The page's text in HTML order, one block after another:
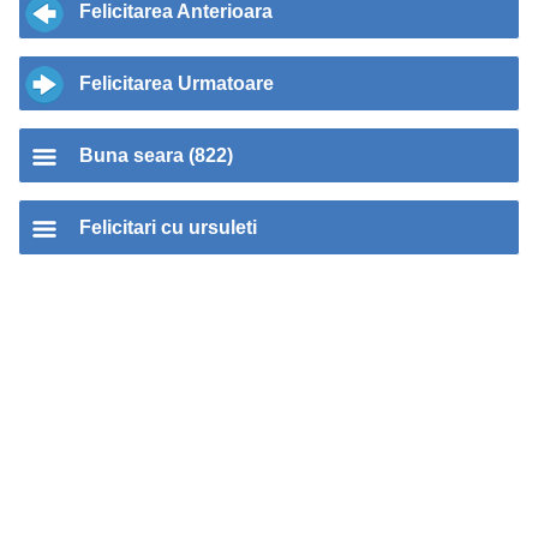
Felicitarea Anterioara
Felicitarea Urmatoare
Buna seara (822)
Felicitari cu ursuleti